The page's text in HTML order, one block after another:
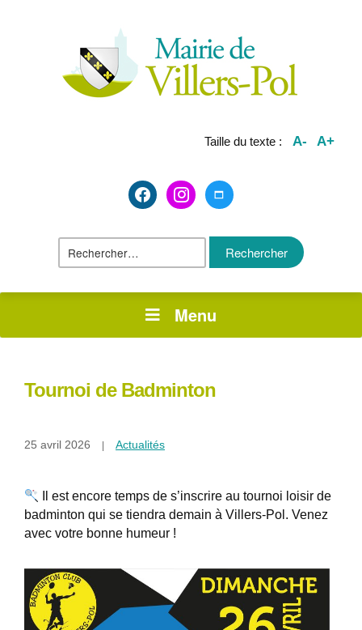
Taille du texte : A- A+
facebook2instagrammaximize
Rechercher :
Menu
Tournoi de Badminton
25 avril 2026 Actualités
Il est encore temps de s’inscrire au tournoi loisir de
badminton qui se tiendra demain à Villers-Pol. Venez
avec votre bonne humeur !